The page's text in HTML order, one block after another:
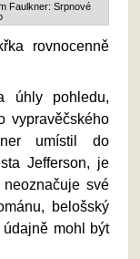
Faulkner: Srpnové
rovnocenně
úhly pohledu,
vypravěčského
umístil do
Jefferson, je
své
belošský
mohl být